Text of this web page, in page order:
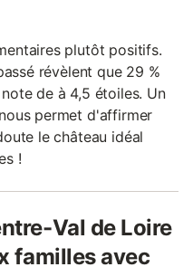
plutôt positifs.
révèlent que 29 %
de à 4,5 étoiles. Un
permet d'affirmer
le château idéal
!
Val de Loire
familles avec